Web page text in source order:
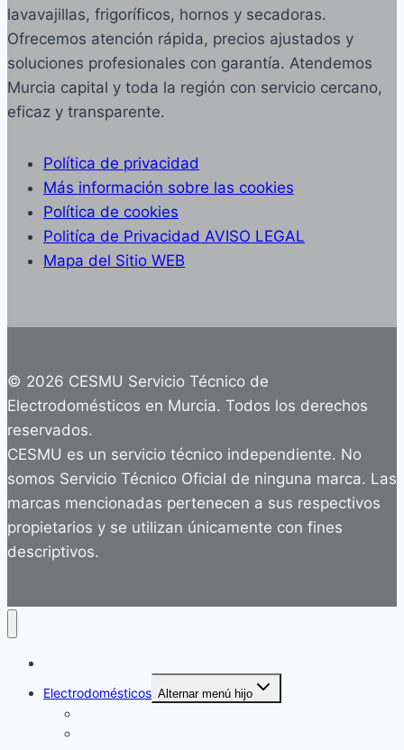
lavavajillas, frigoríficos, hornos y secadoras.
Ofrecemos atención rápida, precios ajustados y
soluciones profesionales con garantía. Atendemos
Murcia capital y toda la región con servicio cercano,
eficaz y transparente.
Política de privacidad
Más información sobre las cookies
Política de cookies
Politíca de Privacidad AVISO LEGAL
Mapa del Sitio WEB
© 2026 CESMU Servicio Técnico de
Electrodomésticos en Murcia. Todos los derechos
reservados.
CESMU es un servicio técnico independiente. No
somos Servicio Técnico Oficial de ninguna marca. Las
marcas mencionadas pertenecen a sus respectivos
propietarios y se utilizan únicamente con fines
descriptivos.
Electrodomésticos Alternar menú hijo